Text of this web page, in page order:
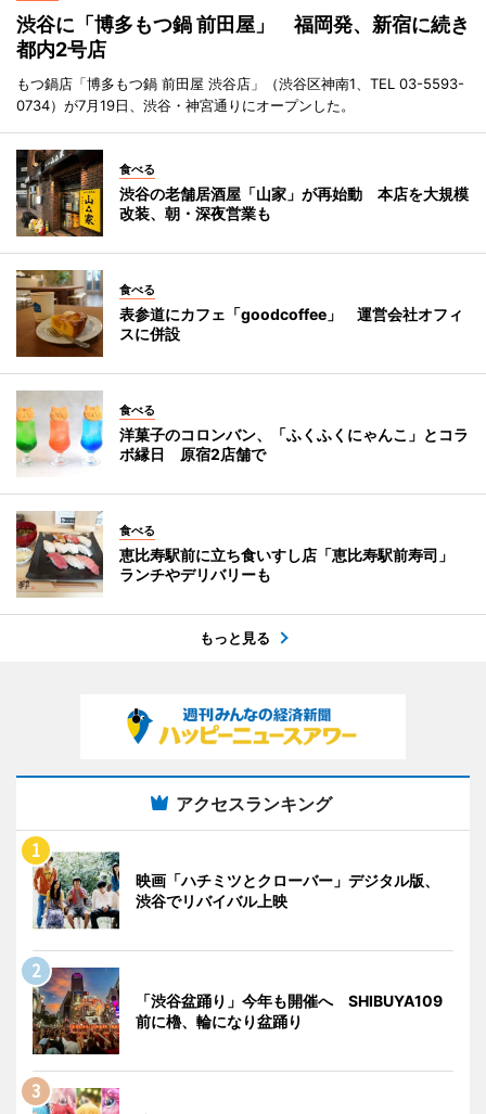
渋谷に「博多もつ鍋 前田屋」 福岡発、新宿に続き
都内2号店
もつ鍋店「博多もつ鍋 前田屋 渋谷店」（渋谷区神南1、TEL 03-5593-
0734）が7月19日、渋谷・神宮通りにオープンした。
食べる
渋谷の老舗居酒屋「山家」が再始動 本店を大規模
改装、朝・深夜営業も
食べる
表参道にカフェ「goodcoffee」 運営会社オフィ
スに併設
食べる
洋菓子のコロンバン、「ふくふくにゃんこ」とコラ
ボ縁日 原宿2店舗で
食べる
恵比寿駅前に立ち食いすし店「恵比寿駅前寿司」
ランチやデリバリーも
もっと見る
アクセスランキング
映画「ハチミツとクローバー」デジタル版、
渋谷でリバイバル上映
「渋谷盆踊り」今年も開催へ SHIBUYA109
前に櫓、輪になり盆踊り